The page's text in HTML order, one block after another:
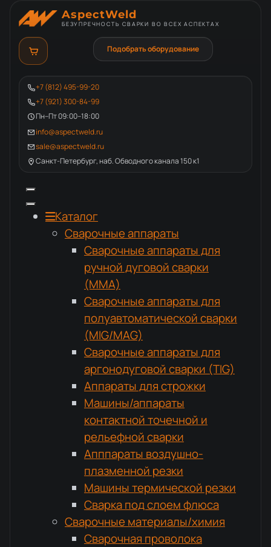
AspectWeld
БЕЗУПРЕЧНОСТЬ СВАРКИ ВО ВСЕХ АСПЕКТАХ
+7 (812) 495-99-20
+7 (921) 300-84-99
Пн–Пт 09:00–18:00
info@aspectweld.ru
sale@aspectweld.ru
Санкт-Петербург, наб. Обводного канала 150 к1
Подобрать оборудование
Каталог
Сварочные аппараты
Сварочные аппараты для
ручной дуговой сварки
(MMA)
Сварочные аппараты для
полуавтоматической сварки
(MIG/MAG)
Сварочные аппараты для
аргонодуговой сварки (TIG)
Аппараты для строжки
Машины/аппараты
контактной точечной и
рельефной сварки
Апппараты воздушно-
плазменной резки
Машины термической резки
Сварка под слоем флюса
Сварочные материалы/химия
Сварочная проволока